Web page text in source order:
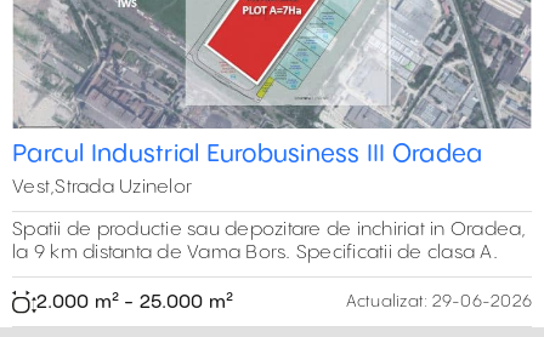
Parcul Industrial Eurobusiness III Oradea
Vest,Strada Uzinelor
Spatii de productie sau depozitare de inchiriat in Oradea,
la 9 km distanta de Vama Bors. Specificatii de clasa A.
2.000 m² - 25.000 m² Actualizat: 29-06-2026